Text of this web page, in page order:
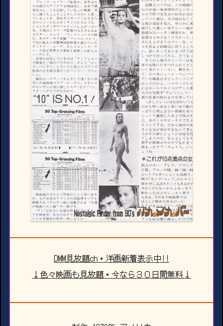
DMM見放題ch・洋画新着表示中!!
↓色々映画も見放題・今なら３０日間無料↓